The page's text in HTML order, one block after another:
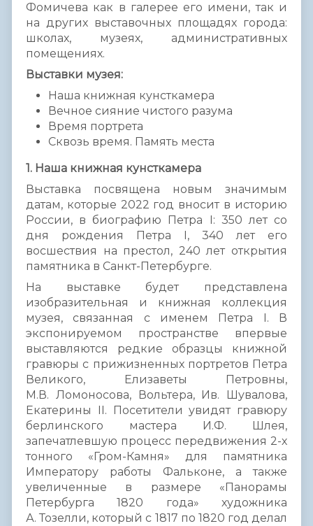
Фомичева как в галерее его имени, так и
на других выставочных площадях города:
школах, музеях, административных
помещениях.
Выставки музея:
Наша книжная кунсткамера
Вечное сияние чистого разума
Время портрета
Сквозь время. Память места
1. Наша книжная кунсткамера
Выставка посвящена новым значимым
датам, которые 2022 год вносит в историю
России, в биографию Петра I: 350 лет со
дня рождения Петра I, 340 лет его
восшествия на престол, 240 лет открытия
памятника в Санкт-Петербурге.
На выставке будет представлена
изобразительная и книжная коллекция
музея, связанная с именем Петра I. В
экспонируемом пространстве впервые
выставляются редкие образцы книжной
гравюры с прижизненных портретов Петра
Великого, Елизаветы Петровны,
М.В. Ломоносова, Вольтера, Ив. Шувалова,
Екатерины II. Посетители увидят гравюру
берлинского мастера И.Ф. Шлея,
запечатлевшую процесс передвижения 2-х
тонного «Гром-Камня» для памятника
Императору работы Фальконе, а также
увеличенные в размере «Панорамы
Петербурга 1820 года» художника
А. Тозелли, который с 1817 по 1820 год делал